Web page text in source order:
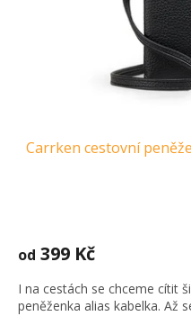
Carrken cestovní
od 399 Kč
I na cestách se chceme cítit
peněženka alias kabelka. Až